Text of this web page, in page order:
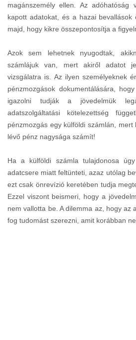
magánszemély ellen. Az adóhatóság
kapott adatokat, és a hazai bevallások
majd, hogy kikre összepontosítja a
Azok sem lehetnek nyugodtak,
számlájuk van, mert akiről adatot
vizsgálatra is. Az ilyen személyeknek
pénzmozgások dokumentálására,
igazolni tudják a jövedelmük
adatszolgáltatási kötelezettség
pénzmozgás egy külföldi számlán, mert
lévő pénz nagysága számít!
Ha a külföldi számla tulajdonosa
adatcsere miatt feltünteti, azaz utólag
ezt csak önrevízió keretében tudja
Ezzel viszont beismeri, hogy a
nem vallotta be. A dilemma az, hogy az
fog tudomást szerezni, amit korábban